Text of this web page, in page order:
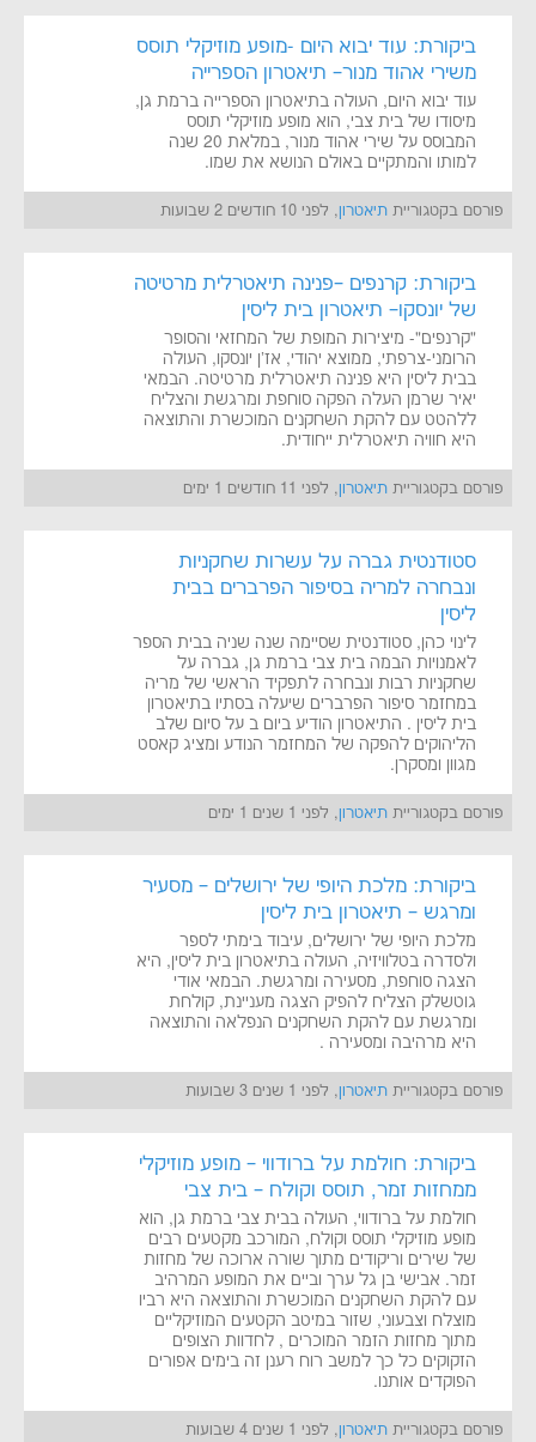
ביקורת: עוד יבוא היום -מופע מוזיקלי תוסס
משירי אהוד מנור– תיאטרון הספרייה
עוד יבוא היום, העולה בתיאטרון הספרייה ברמת גן,
מיסודו של בית צבי, הוא מופע מוזיקלי תוסס
המבוסס על שירי אהוד מנור, במלאת 20 שנה
למותו והמתקיים באולם הנושא את שמו.
פורסם בקטגוריית תיאטרון, לפני 10 חודשים 2 שבועות
ביקורת: קרנפים –פנינה תיאטרלית מרטיטה
של יונסקו– תיאטרון בית ליסין
"קרנפים"- מיצירות המופת של המחזאי והסופר
הרומני-צרפתי, ממוצא יהודי, אז'ן יונסקו, העולה
בבית ליסין היא פנינה תיאטרלית מרטיטה. הבמאי
יאיר שרמן העלה הפקה סוחפת ומרגשת והצליח
ללהטט עם להקת השחקנים המוכשרת והתוצאה
היא חוויה תיאטרלית ייחודית.
פורסם בקטגוריית תיאטרון, לפני 11 חודשים 1 ימים
סטודנטית גברה על עשרות שחקניות
ונבחרה למריה בסיפור הפרברים בבית
ליסין
לינוי כהן, סטודנטית שסיימה שנה שניה בבית הספר
לאמנויות הבמה בית צבי ברמת גן, גברה על
שחקניות רבות ונבחרה לתפקיד הראשי של מריה
במחזמר סיפור הפרברים שיעלה בסתיו בתיאטרון
בית ליסין . התיאטרון הודיע ביום ב על סיום שלב
הליהוקים להפקה של המחזמר הנודע ומציג קאסט
מגוון ומסקרן.
פורסם בקטגוריית תיאטרון, לפני 1 שנים 1 ימים
ביקורת: מלכת היופי של ירושלים – מסעיר
ומרגש – תיאטרון בית ליסין
מלכת היופי של ירושלים, עיבוד בימתי לספר
ולסדרה בטלוויזיה, העולה בתיאטרון בית ליסין, היא
הצגה סוחפת, מסעירה ומרגשת. הבמאי אודי
גוטשלק הצליח להפיק הצגה מעניינת, קולחת
ומרגשת עם להקת השחקנים הנפלאה והתוצאה
היא מרהיבה ומסעירה .
פורסם בקטגוריית תיאטרון, לפני 1 שנים 3 שבועות
ביקורת: חולמת על ברודווי – מופע מוזיקלי
ממחזות זמר, תוסס וקולח – בית צבי
חולמת על ברודווי, העולה בבית צבי ברמת גן, הוא
מופע מוזיקלי תוסס וקולח, המורכב מקטעים רבים
של שירים וריקודים מתוך שורה ארוכה של מחזות
זמר. אבישי בן גל ערך וביים את המופע המרהיב
עם להקת השחקנים המוכשרת והתוצאה היא רביו
מוצלח וצבעוני, שזור במיטב הקטעים המוזיקליים
מתוך מחזות הזמר המוכרים , לחדוות הצופים
הזקוקים כל כך למשב רוח רענן זה בימים אפורים
הפוקדים אותנו.
פורסם בקטגוריית תיאטרון, לפני 1 שנים 4 שבועות